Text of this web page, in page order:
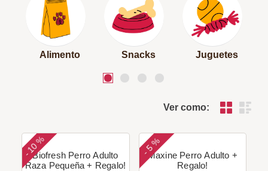
Alimento Snacks Juguetes
Ver como:
-
10 %
Biofresh Perro Adulto
Raza Pequeña + Regalo!
-
5 %
Maxine Perro Adulto +
Regalo!